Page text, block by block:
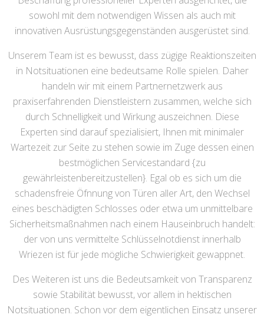
sowohl mit dem notwendigen Wissen als auch mit
innovativen Ausrüstungsgegenständen ausgerüstet sind.
Unserem Team ist es bewusst, dass zügige Reaktionszeiten
in Notsituationen eine bedeutsame Rolle spielen. Daher
handeln wir mit einem Partnernetzwerk aus
praxiserfahrenden Dienstleistern zusammen, welche sich
durch Schnelligkeit und Wirkung auszeichnen. Diese
Experten sind darauf spezialisiert, Ihnen mit minimaler
Wartezeit zur Seite zu stehen sowie im Zuge dessen einen
bestmöglichen Servicestandard {zu
gewährleistenbereitzustellen}. Egal ob es sich um die
schadensfreie Öfnnung von Türen aller Art, den Wechsel
eines beschädigten Schlosses oder etwa um unmittelbare
Sicherheitsmaßnahmen nach einem Hauseinbruch handelt:
der von uns vermittelte Schlüsselnotdienst innerhalb
Wriezen ist für jede mögliche Schwierigkeit gewappnet.
Des Weiteren ist uns die Bedeutsamkeit von Transparenz
sowie Stabilität bewusst, vor allem in hektischen
Notsituationen. Schon vor dem eigentlichen Einsatz unserer